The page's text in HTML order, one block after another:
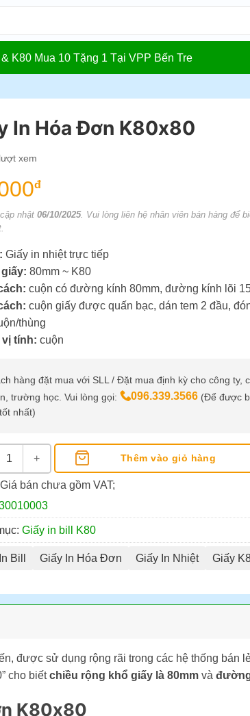
K80 Mua 10 Tặng 1 Tại VPP Bến Tre
In Hóa Đơn K80x80
xem
đ
nhật 06/10/2025. Vui lòng liên hệ nhân viên bán hàng để
Giấy in nhiệt trực tiếp
80mm ~ K80
cuộn có đường kính 80mm, đường kính lõi
cuộn giấy được quấn bạc, dán tem 2 đầu,
thùng
tính: cuộn
hàng đặt mua với SLL / Đặt mua định kỳ cho công ty,
trường học. Vui lòng gọi:
096.339.3566 (Để được
nhất)
Hóa Đơn K80x80 số lượng
Thêm vào giỏ hàng
bán chưa gồm VAT;
Giấy in bill K80
Bill Giấy In Hóa Đơn Giấy In Nhiệt Giấy
được sử dụng rộng rãi trong các hệ thống bán
cho biếtchiều rộng khổ giấy là 80mmvà
K80x80